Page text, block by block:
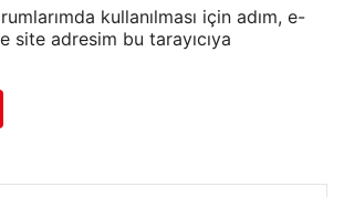
kullanılması için adım, e-
site adresim bu tarayıcıya